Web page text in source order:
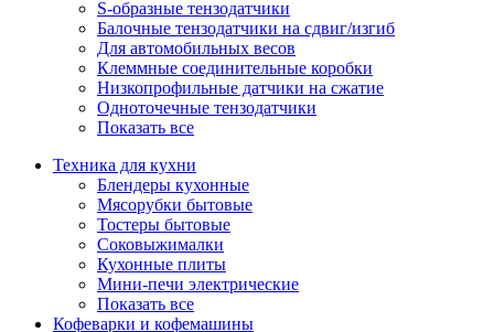
S-образные тензодатчики
Балочные тензодатчики на сдвиг/изгиб
Для автомобильных весов
Клеммные соединительные коробки
Низкопрофильные датчики на сжатие
Одноточечные тензодатчики
Показать все
Техника для кухни
Блендеры кухонные
Мясорубки бытовые
Тостеры бытовые
Соковыжималки
Кухонные плиты
Мини-печи электрические
Показать все
Кофеварки и кофемашины